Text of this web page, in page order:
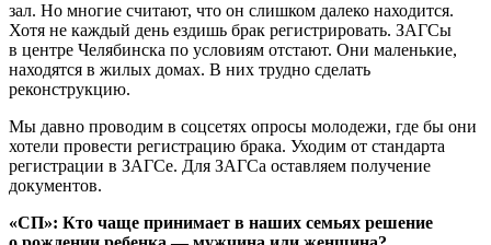
зал. Но многие считают, что он слишком далеко находится.
Хотя не каждый день ездишь брак регистрировать. ЗАГСы
в центре Челябинска по условиям отстают. Они маленькие,
находятся в жилых домах. В них трудно сделать
реконструкцию.
Мы давно проводим в соцсетях опросы молодежи, где бы они
хотели провести регистрацию брака. Уходим от стандарта
регистрации в ЗАГСе. Для ЗАГСа оставляем получение
документов.
«СП»: Кто чаще принимает в наших семьях решение